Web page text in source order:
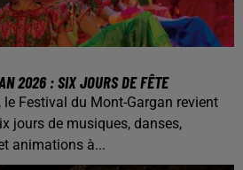
2026 : SIX JOURS DE FÊTE
Festival du Mont-Gargan revient
jours de musiques, danses,
animations à...